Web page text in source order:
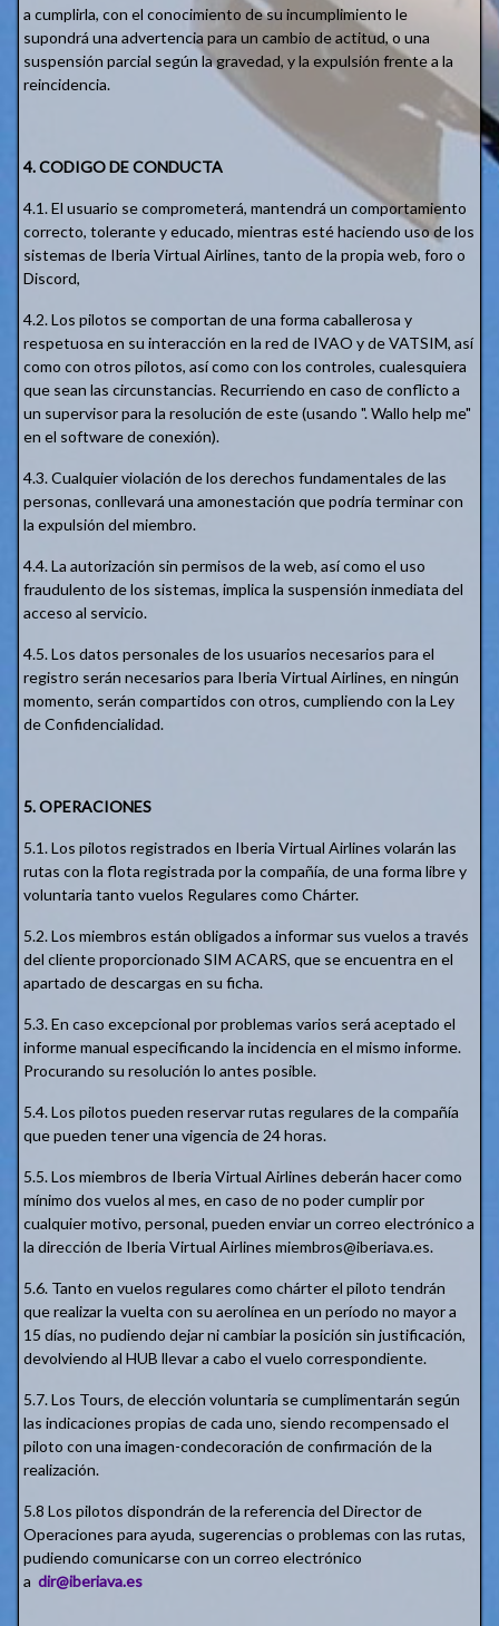
a cumplirla, con el conocimiento de su incumplimiento le
supondrá una advertencia para un cambio de actitud, o una
suspensión parcial según la gravedad, y la expulsión frente a la
reincidencia.
4. CODIGO DE CONDUCTA
4.1. El usuario se comprometerá, mantendrá un comportamiento
correcto, tolerante y educado, mientras esté haciendo uso de los
sistemas de Iberia Virtual Airlines, tanto de la propia web, foro o
Discord,
4.2. Los pilotos se comportan de una forma caballerosa y
respetuosa en su interacción en la red de IVAO y de VATSIM, así
como con otros pilotos, así como con los controles, cualesquiera
que sean las circunstancias. Recurriendo en caso de conflicto a
un supervisor para la resolución de este (usando ". Wallo help me"
en el software de conexión).
4.3. Cualquier violación de los derechos fundamentales de las
personas, conllevará una amonestación que podría terminar con
la expulsión del miembro.
4.4. La autorización sin permisos de la web, así como el uso
fraudulento de los sistemas, implica la suspensión inmediata del
acceso al servicio.
4.5. Los datos personales de los usuarios necesarios para el
registro serán necesarios para Iberia Virtual Airlines, en ningún
momento, serán compartidos con otros, cumpliendo con la Ley
de Confidencialidad.
5. OPERACIONES
5.1. Los pilotos registrados en Iberia Virtual Airlines volarán las
rutas con la flota registrada por la compañía, de una forma libre y
voluntaria tanto vuelos Regulares como Chárter.
5.2. Los miembros están obligados a informar sus vuelos a través
del cliente proporcionado SIM ACARS, que se encuentra en el
apartado de descargas en su ficha.
5.3. En caso excepcional por problemas varios será aceptado el
informe manual especificando la incidencia en el mismo informe.
Procurando su resolución lo antes posible.
5.4. Los pilotos pueden reservar rutas regulares de la compañía
que pueden tener una vigencia de 24 horas.
5.5. Los miembros de Iberia Virtual Airlines deberán hacer como
mínimo dos vuelos al mes, en caso de no poder cumplir por
cualquier motivo, personal, pueden enviar un correo electrónico a
la dirección de Iberia Virtual Airlines miembros@iberiava.es.
5.6. Tanto en vuelos regulares como chárter el piloto tendrán
que realizar la vuelta con su aerolínea en un período no mayor a
15 días, no pudiendo dejar ni cambiar la posición sin justificación,
devolviendo al HUB llevar a cabo el vuelo correspondiente.
5.7. Los Tours, de elección voluntaria se cumplimentarán según
las indicaciones propias de cada uno, siendo recompensado el
piloto con una imagen-condecoración de confirmación de la
realización.
5.8 Los pilotos dispondrán de la referencia del Director de
Operaciones para ayuda, sugerencias o problemas con las rutas,
pudiendo comunicarse con un correo electrónico
adir@iberiava.es